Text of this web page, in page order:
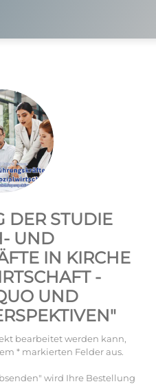
DER STUDIE
UND
IN KIRCHE
-
UND
bearbeitet werden kann,
* markierten Felder aus.
wird Ihre Bestellung